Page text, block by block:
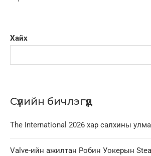
Хайх
Сүүлийн бичлэгүүд
The International 2026 хар салхины
Valve-ийн ажилтан Робин Уокерын